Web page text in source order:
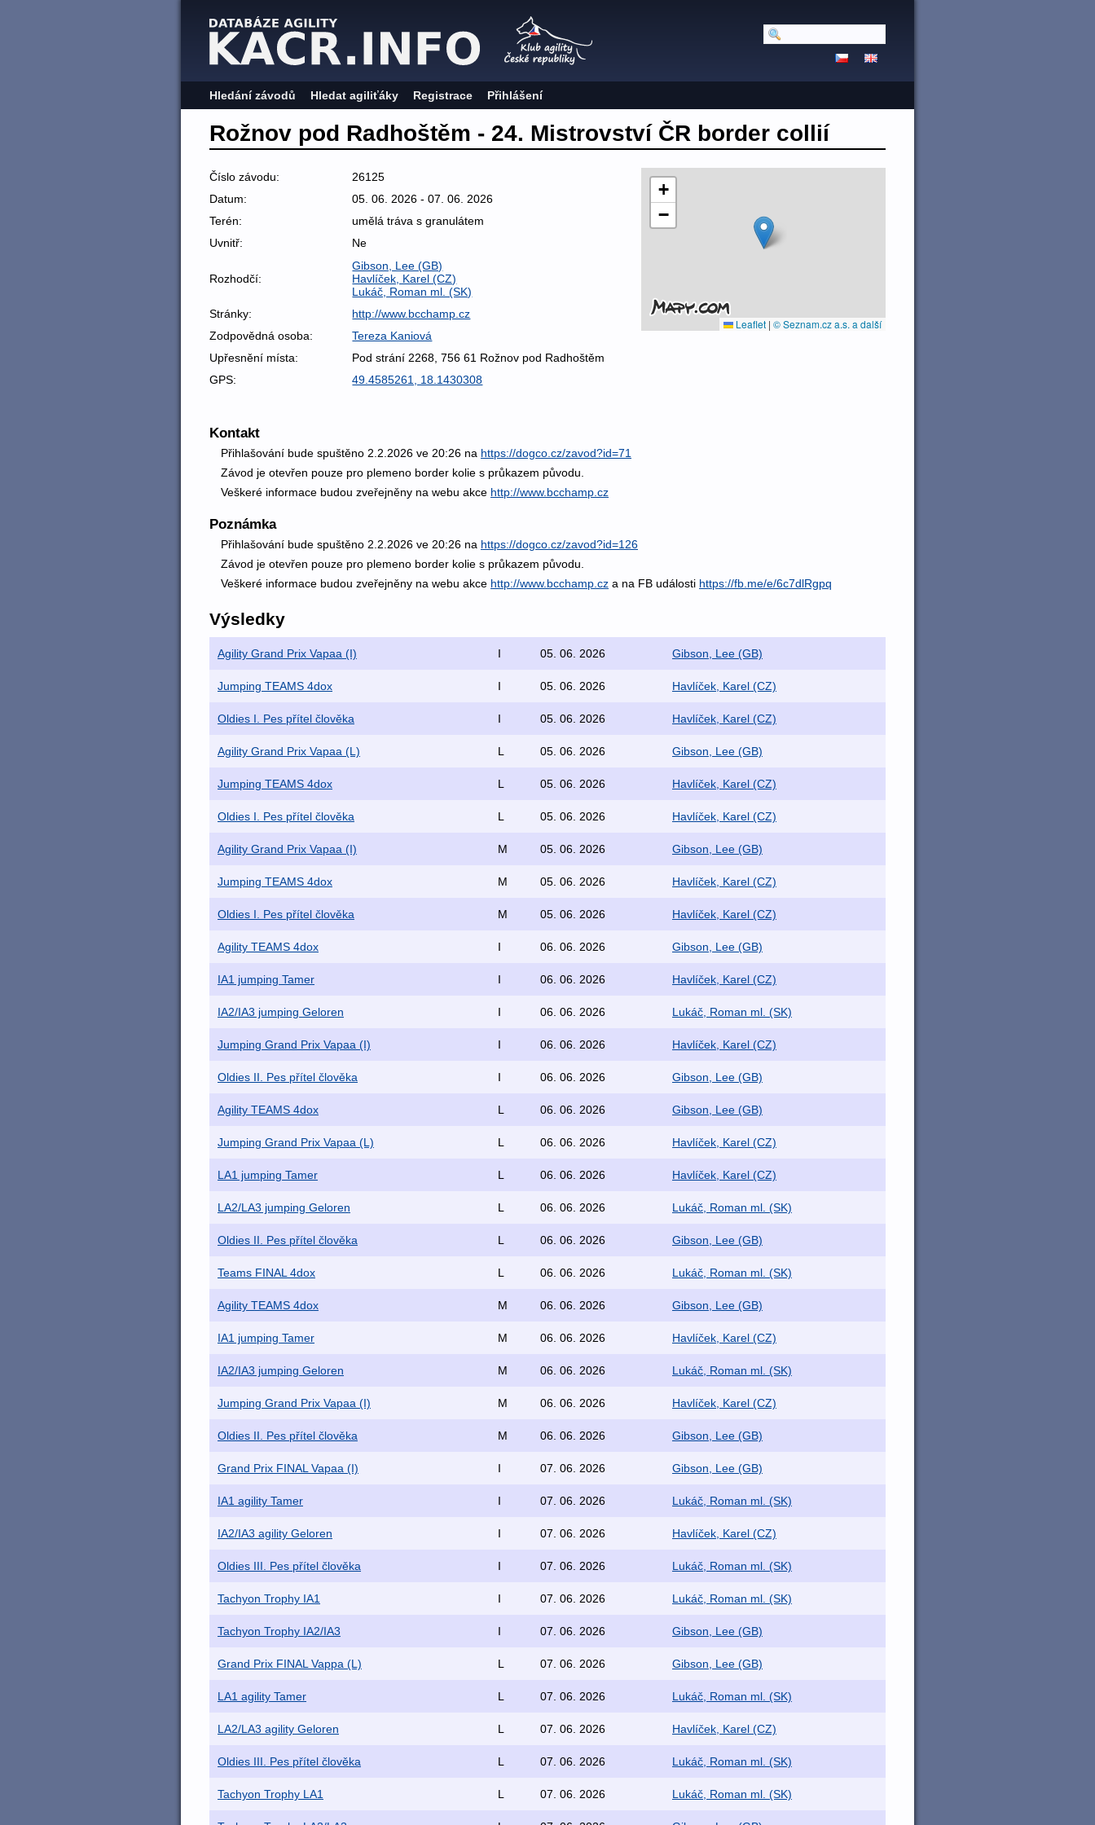
Hledání závodů Hledat agiliťáky Registrace Přihlášení
Rožnov pod Radhoštěm - 24. Mistrovství ČR border collií
Číslo závodu:
26125
Datum:
05. 06. 2026 - 07. 06. 2026
Terén:
umělá tráva s granulátem
Uvnitř:
Ne
Rozhodčí:
Gibson, Lee (GB)
Havlíček, Karel (CZ)
Lukáč, Roman ml. (SK)
Stránky:
http://www.bcchamp.cz
Zodpovědná osoba:
Tereza Kaniová
Upřesnění místa:
Pod strání 2268, 756 61 Rožnov pod Radhoštěm
GPS:
49.4585261, 18.1430308
+
−
Leaflet | © Seznam.cz a.s. a další
Kontakt
Přihlašování bude spuštěno 2.2.2026 ve 20:26 na https://dogco.cz/zavod?id=71
Závod je otevřen pouze pro plemeno border kolie s průkazem původu.
Veškeré informace budou zveřejněny na webu akce http://www.bcchamp.cz
Poznámka
Přihlašování bude spuštěno 2.2.2026 ve 20:26 na https://dogco.cz/zavod?id=126
Závod je otevřen pouze pro plemeno border kolie s průkazem původu.
Veškeré informace budou zveřejněny na webu akce http://www.bcchamp.cz a na FB události https://fb.me/e/6c7dlRgpq
Výsledky
Agility Grand Prix Vapaa (I) I 05. 06. 2026 Gibson, Lee (GB)
Jumping TEAMS 4dox I 05. 06. 2026 Havlíček, Karel (CZ)
Oldies I. Pes přítel člověka I 05. 06. 2026 Havlíček, Karel (CZ)
Agility Grand Prix Vapaa (L) L 05. 06. 2026 Gibson, Lee (GB)
Jumping TEAMS 4dox L 05. 06. 2026 Havlíček, Karel (CZ)
Oldies I. Pes přítel člověka L 05. 06. 2026 Havlíček, Karel (CZ)
Agility Grand Prix Vapaa (I) M 05. 06. 2026 Gibson, Lee (GB)
Jumping TEAMS 4dox M 05. 06. 2026 Havlíček, Karel (CZ)
Oldies I. Pes přítel člověka M 05. 06. 2026 Havlíček, Karel (CZ)
Agility TEAMS 4dox I 06. 06. 2026 Gibson, Lee (GB)
IA1 jumping Tamer I 06. 06. 2026 Havlíček, Karel (CZ)
IA2/IA3 jumping Geloren I 06. 06. 2026 Lukáč, Roman ml. (SK)
Jumping Grand Prix Vapaa (I) I 06. 06. 2026 Havlíček, Karel (CZ)
Oldies II. Pes přítel člověka I 06. 06. 2026 Gibson, Lee (GB)
Agility TEAMS 4dox L 06. 06. 2026 Gibson, Lee (GB)
Jumping Grand Prix Vapaa (L) L 06. 06. 2026 Havlíček, Karel (CZ)
LA1 jumping Tamer L 06. 06. 2026 Havlíček, Karel (CZ)
LA2/LA3 jumping Geloren L 06. 06. 2026 Lukáč, Roman ml. (SK)
Oldies II. Pes přítel člověka L 06. 06. 2026 Gibson, Lee (GB)
Teams FINAL 4dox L 06. 06. 2026 Lukáč, Roman ml. (SK)
Agility TEAMS 4dox M 06. 06. 2026 Gibson, Lee (GB)
IA1 jumping Tamer M 06. 06. 2026 Havlíček, Karel (CZ)
IA2/IA3 jumping Geloren M 06. 06. 2026 Lukáč, Roman ml. (SK)
Jumping Grand Prix Vapaa (I) M 06. 06. 2026 Havlíček, Karel (CZ)
Oldies II. Pes přítel člověka M 06. 06. 2026 Gibson, Lee (GB)
Grand Prix FINAL Vapaa (I) I 07. 06. 2026 Gibson, Lee (GB)
IA1 agility Tamer I 07. 06. 2026 Lukáč, Roman ml. (SK)
IA2/IA3 agility Geloren I 07. 06. 2026 Havlíček, Karel (CZ)
Oldies III. Pes přítel člověka I 07. 06. 2026 Lukáč, Roman ml. (SK)
Tachyon Trophy IA1 I 07. 06. 2026 Lukáč, Roman ml. (SK)
Tachyon Trophy IA2/IA3 I 07. 06. 2026 Gibson, Lee (GB)
Grand Prix FINAL Vappa (L) L 07. 06. 2026 Gibson, Lee (GB)
LA1 agility Tamer L 07. 06. 2026 Lukáč, Roman ml. (SK)
LA2/LA3 agility Geloren L 07. 06. 2026 Havlíček, Karel (CZ)
Oldies III. Pes přítel člověka L 07. 06. 2026 Lukáč, Roman ml. (SK)
Tachyon Trophy LA1 L 07. 06. 2026 Lukáč, Roman ml. (SK)